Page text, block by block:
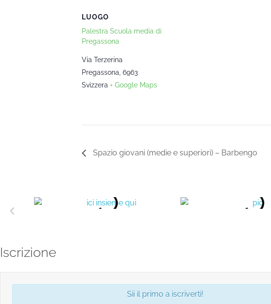
LUOGO
Palestra Scuola media di
Pregassona
Via Terzerina
Pregassona 6963
Svizzera + Google Maps
Spazio giovani (medie e superiori) – Barbengo
Iscrizione
Sii il primo a iscriverti!